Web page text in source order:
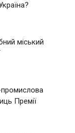
міський
Премії